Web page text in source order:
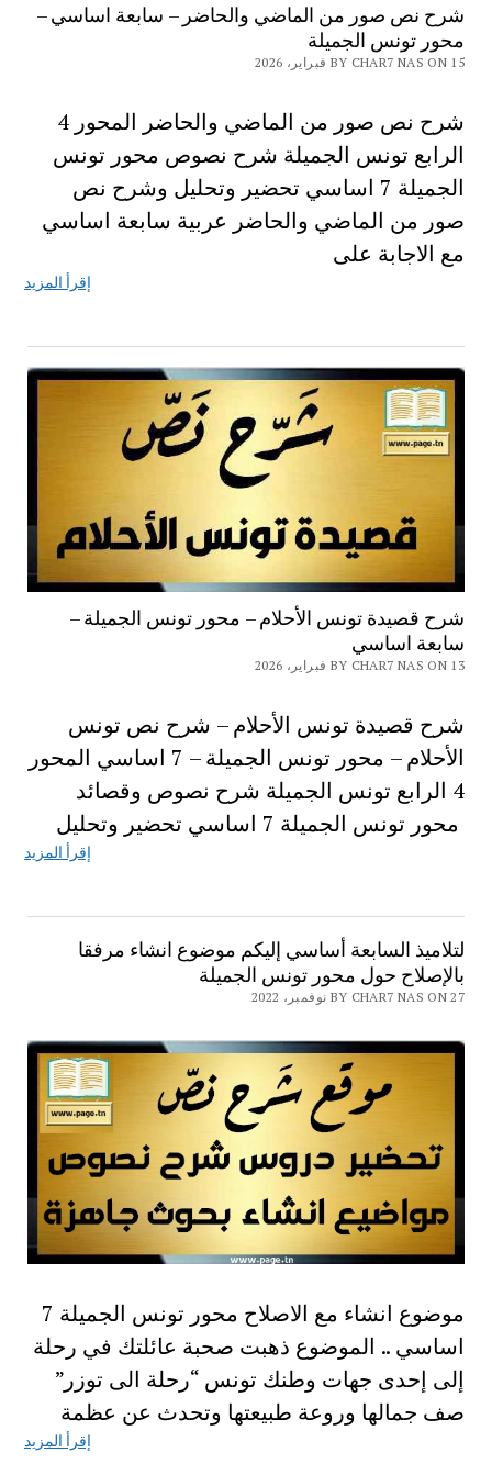
شرح نص صور من الماضي والحاضر – سابعة اساسي –
محور تونس الجميلة
BY CHAR7 NAS ON 15 فبراير، 2026
شرح نص صور من الماضي والحاضر المحور 4
الرابع تونس الجميلة شرح نصوص محور تونس
الجميلة 7 اساسي تحضير وتحليل وشرح نص
صور من الماضي والحاضر عربية سابعة اساسي
مع الاجابة على
إقرأ المزيد
شرح قصيدة تونس الأحلام – محور تونس الجميلة –
سابعة اساسي
BY CHAR7 NAS ON 13 فبراير، 2026
شرح قصيدة تونس الأحلام – شرح نص تونس
الأحلام – محور تونس الجميلة – 7 اساسي المحور
4 الرابع تونس الجميلة شرح نصوص وقصائد
محور تونس الجميلة 7 اساسي تحضير وتحليل
إقرأ المزيد
لتلاميذ السابعة أساسي إليكم موضوع انشاء مرفقا
بالإصلاح حول محور تونس الجميلة
BY CHAR7 NAS ON 27 نوفمبر، 2022
موضوع انشاء مع الاصلاح محور تونس الجميلة 7
اساسي .. الموضوع ذهبت صحبة عائلتك في رحلة
إلى إحدى جهات وطنك تونس “رحلة الى توزر”
صف جمالها وروعة طبيعتها وتحدث عن عظمة
إقرأ المزيد